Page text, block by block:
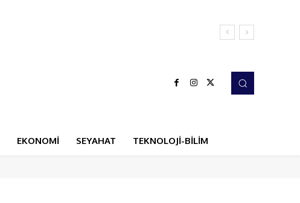
EKONOMİ SEYAHAT TEKNOLOJİ-BİLİM